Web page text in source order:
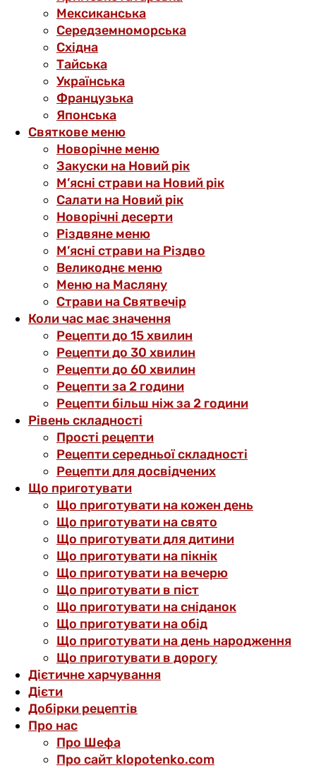
Мексиканська
Середземноморська
Східна
Тайська
Українська
Французька
Японська
Святкове меню
Новорічне меню
Закуски на Новий рік
М’ясні страви на Новий рік
Салати на Новий рік
Новорічні десерти
Різдвяне меню
М’ясні страви на Різдво
Великоднє меню
Меню на Масляну
Страви на Святвечір
Коли час має значення
Рецепти до 15 хвилин
Рецепти до 30 хвилин
Рецепти до 60 хвилин
Рецепти за 2 години
Рецепти більш ніж за 2 години
Рівень складності
Прості рецепти
Рецепти середньої складності
Рецепти для досвідчених
Що приготувати
Що приготувати на кожен день
Що приготувати на свято
Що приготувати для дитини
Що приготувати на пікнік
Що приготувати на вечерю
Що приготувати в піст
Що приготувати на сніданок
Що приготувати на обід
Що приготувати на день народження
Що приготувати в дорогу
Дієтичне харчування
Дієти
Добірки рецептів
Про нас
Про Шефа
Про сайт klopotenko.com